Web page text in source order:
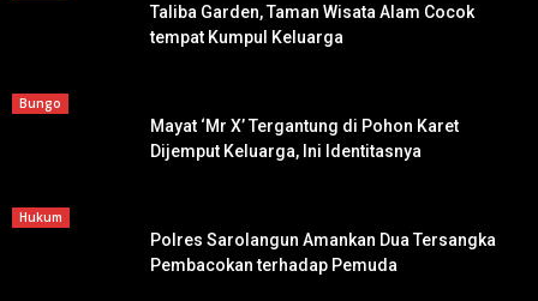
Taliba Garden, Taman Wisata Alam Cocok
tempat Kumpul Keluarga
Bungo
Mayat ‘Mr X’ Tergantung di Pohon Karet
Dijemput Keluarga, Ini Identitasnya
Hukum
Polres Sarolangun Amankan Dua Tersangka
Pembacokan terhadap Pemuda